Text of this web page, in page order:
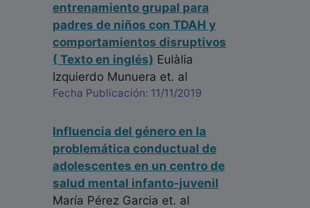
entrenamiento grupal para
padres de niños con TDAH y
comportamientos disruptivos
( Texto en inglés) Eulàlia
Izquierdo Munuera et. al
Fecha Publicación: 11/11/2019
Influencia del género en la
problemática conductual de
adolescentes en un centro de
salud mental infanto-juvenil
María Pérez Garcia et. al